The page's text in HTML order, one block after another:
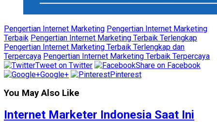
Pengertian Internet Marketing Pengertian Internet Marketing
Terbaik Pengertian Internet Marketing Terbaik Terlengkap
Pengertian Internet Marketing Terbaik Terlengkap dan
Terpercaya Pengertian Internet Marketing Terbaik Terpercaya
Tweet on Twitter
Share on Facebook
Google+
Pinterest
You May Also Like
Internet Marketer Indonesia Saat Ini